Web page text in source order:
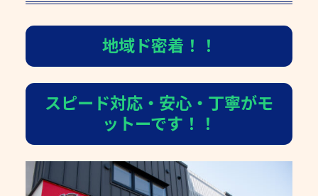
地域ド密着！！
スピード対応・安心・丁寧がモ
ットーです！！